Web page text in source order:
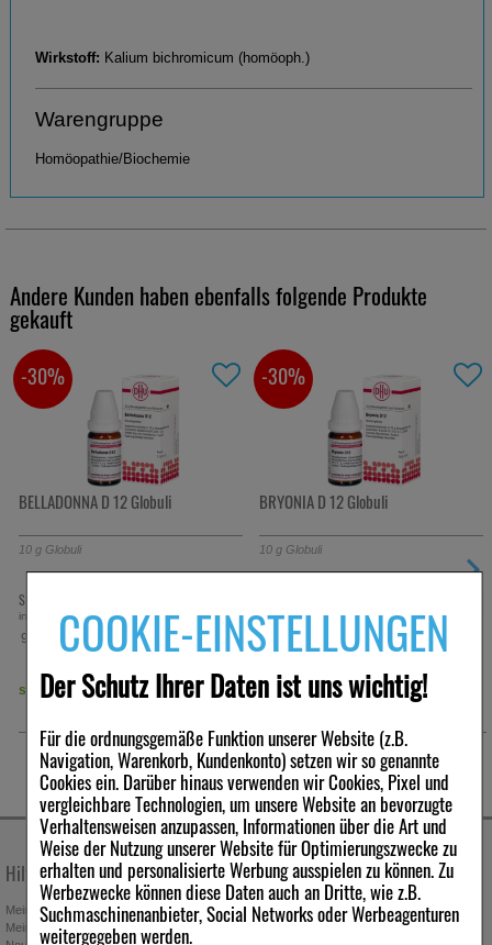
COOKIE-EINSTELLUNGEN
Der Schutz Ihrer Daten ist uns wichtig!
Für die ordnungsgemäße Funktion unserer Website (z.B.
Navigation, Warenkorb, Kundenkonto) setzen wir so genannte
Cookies ein. Darüber hinaus verwenden wir Cookies, Pixel und
vergleichbare Technologien, um unsere Website an bevorzugte
Verhaltensweisen anzupassen, Informationen über die Art und
Weise der Nutzung unserer Website für Optimierungszwecke zu
erhalten und personalisierte Werbung ausspielen zu können. Zu
Werbezwecke können diese Daten auch an Dritte, wie z.B.
Suchmaschinenanbieter, Social Networks oder Werbeagenturen
weitergegeben werden.
Wirkstoff: Kalium bichromicum (homöoph.)
Warengruppe
Homöopathie/Biochemie
Andere Kunden haben ebenfalls folgende Produkte
gekauft
BELLADONNA D 12 Globuli
10 g Globuli
Statt:
inkl. MwSt zzgl.Versand
907,00 € pro 1 kg
-30%
sofort lieferbar
BRYONIA D 12 Globuli
10 g Globuli
inkl. MwSt zzgl. Versand
907,00 €
-30%
sofort lieferbar
Hilfe & Kontakt
Mein Kundenkonto
Mein Merkzettel
Unternehmen
Stellenangebote